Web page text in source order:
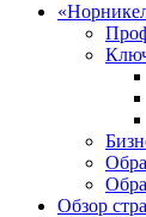
Обзор